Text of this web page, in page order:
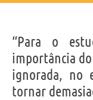
“Para o
importância
ignorada, no
tornar